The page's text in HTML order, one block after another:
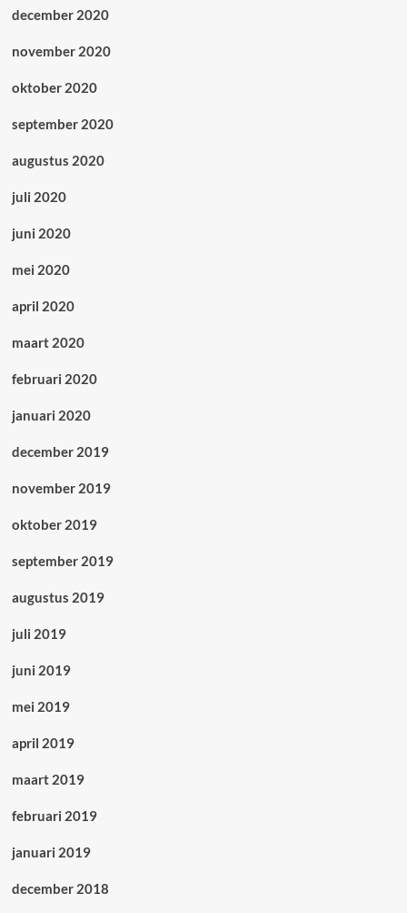
december 2020
november 2020
oktober 2020
september 2020
augustus 2020
juli 2020
juni 2020
mei 2020
april 2020
maart 2020
februari 2020
januari 2020
december 2019
november 2019
oktober 2019
september 2019
augustus 2019
juli 2019
juni 2019
mei 2019
april 2019
maart 2019
februari 2019
januari 2019
december 2018